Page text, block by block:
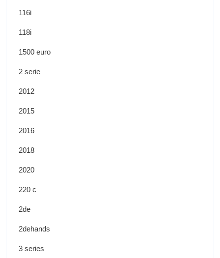
116i
118i
1500 euro
2 serie
2012
2015
2016
2018
2020
220 c
2de
2dehands
3 series